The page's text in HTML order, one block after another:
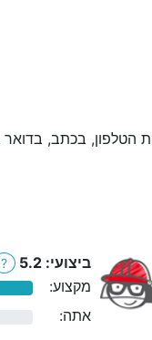
בכתב, בדואר
ביצועי: 5.2 ?
מקצוע:
אתה: